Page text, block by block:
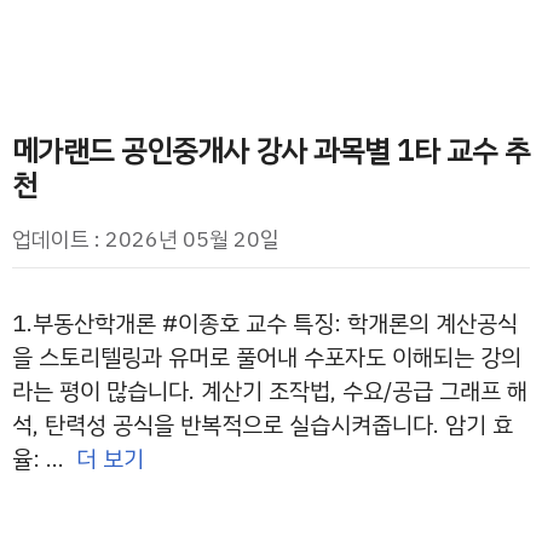
메가랜드 공인중개사 강사 과목별 1타 교수 추
천
업데이트 : 2026년 05월 20일
1.부동산학개론 #이종호 교수 특징: 학개론의 계산공식
을 스토리텔링과 유머로 풀어내 수포자도 이해되는 강의
라는 평이 많습니다. 계산기 조작법, 수요/공급 그래프 해
석, 탄력성 공식을 반복적으로 실습시켜줍니다. 암기 효
율: … 더 보기